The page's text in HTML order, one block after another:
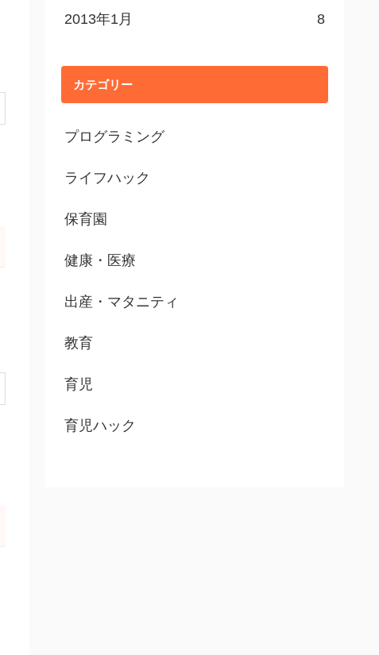
2013年1月 8
カテゴリー
プログラミング
ライフハック
保育園
健康・医療
出産・マタニティ
教育
育児
育児ハック